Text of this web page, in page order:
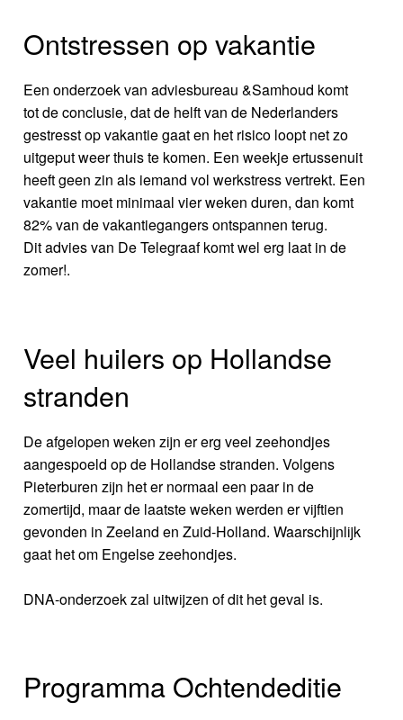
Ontstressen op vakantie
Een onderzoek van adviesbureau &Samhoud komt
tot de conclusie, dat de helft van de Nederlanders
gestresst op vakantie gaat en het risico loopt net zo
uitgeput weer thuis te komen. Een weekje ertussenuit
heeft geen zin als iemand vol werkstress vertrekt. Een
vakantie moet minimaal vier weken duren, dan komt
82% van de vakantiegangers ontspannen terug.
Dit advies van De Telegraaf komt wel erg laat in de
zomer!.
Veel huilers op Hollandse
stranden
De afgelopen weken zijn er erg veel zeehondjes
aangespoeld op de Hollandse stranden. Volgens
Pieterburen zijn het er normaal een paar in de
zomertijd, maar de laatste weken werden er vijftien
gevonden in Zeeland en Zuid-Holland. Waarschijnlijk
gaat het om Engelse zeehondjes.
DNA-onderzoek zal uitwijzen of dit het geval is.
Programma Ochtendeditie